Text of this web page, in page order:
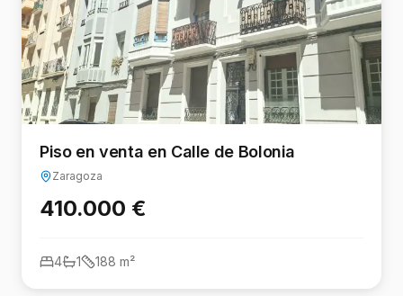
Piso en venta en Calle de Bolonia
Zaragoza
410.000 €
4 1 188 m²